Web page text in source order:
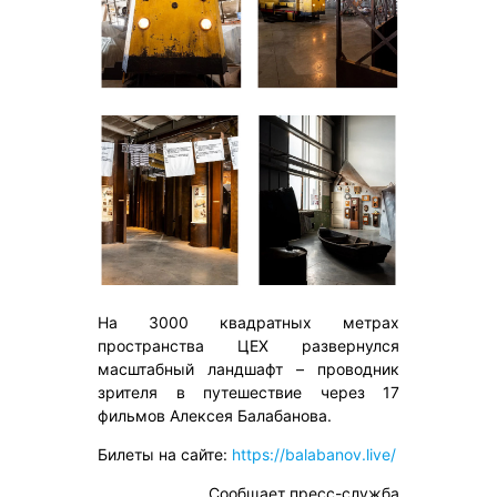
На 3000 квадратных метрах
пространства ЦЕХ развернулся
масштабный ландшафт – проводник
зрителя в путешествие через 17
фильмов Алексея Балабанова.
Билеты на сайте: https://balabanov.live/